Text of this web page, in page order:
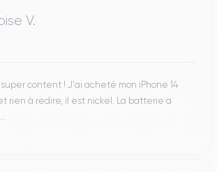
V.
content ! J'ai acheté mon iPhone 14
rien à redire, il est nickel. La batterie a